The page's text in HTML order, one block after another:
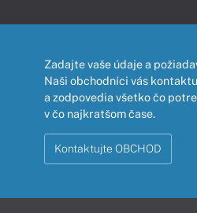
Zadajte vaše údaje a
Naši obchodníci vás
a zodpovedia všetko čo
v čo najkratšom čase.
Kontaktujte OBCHOD